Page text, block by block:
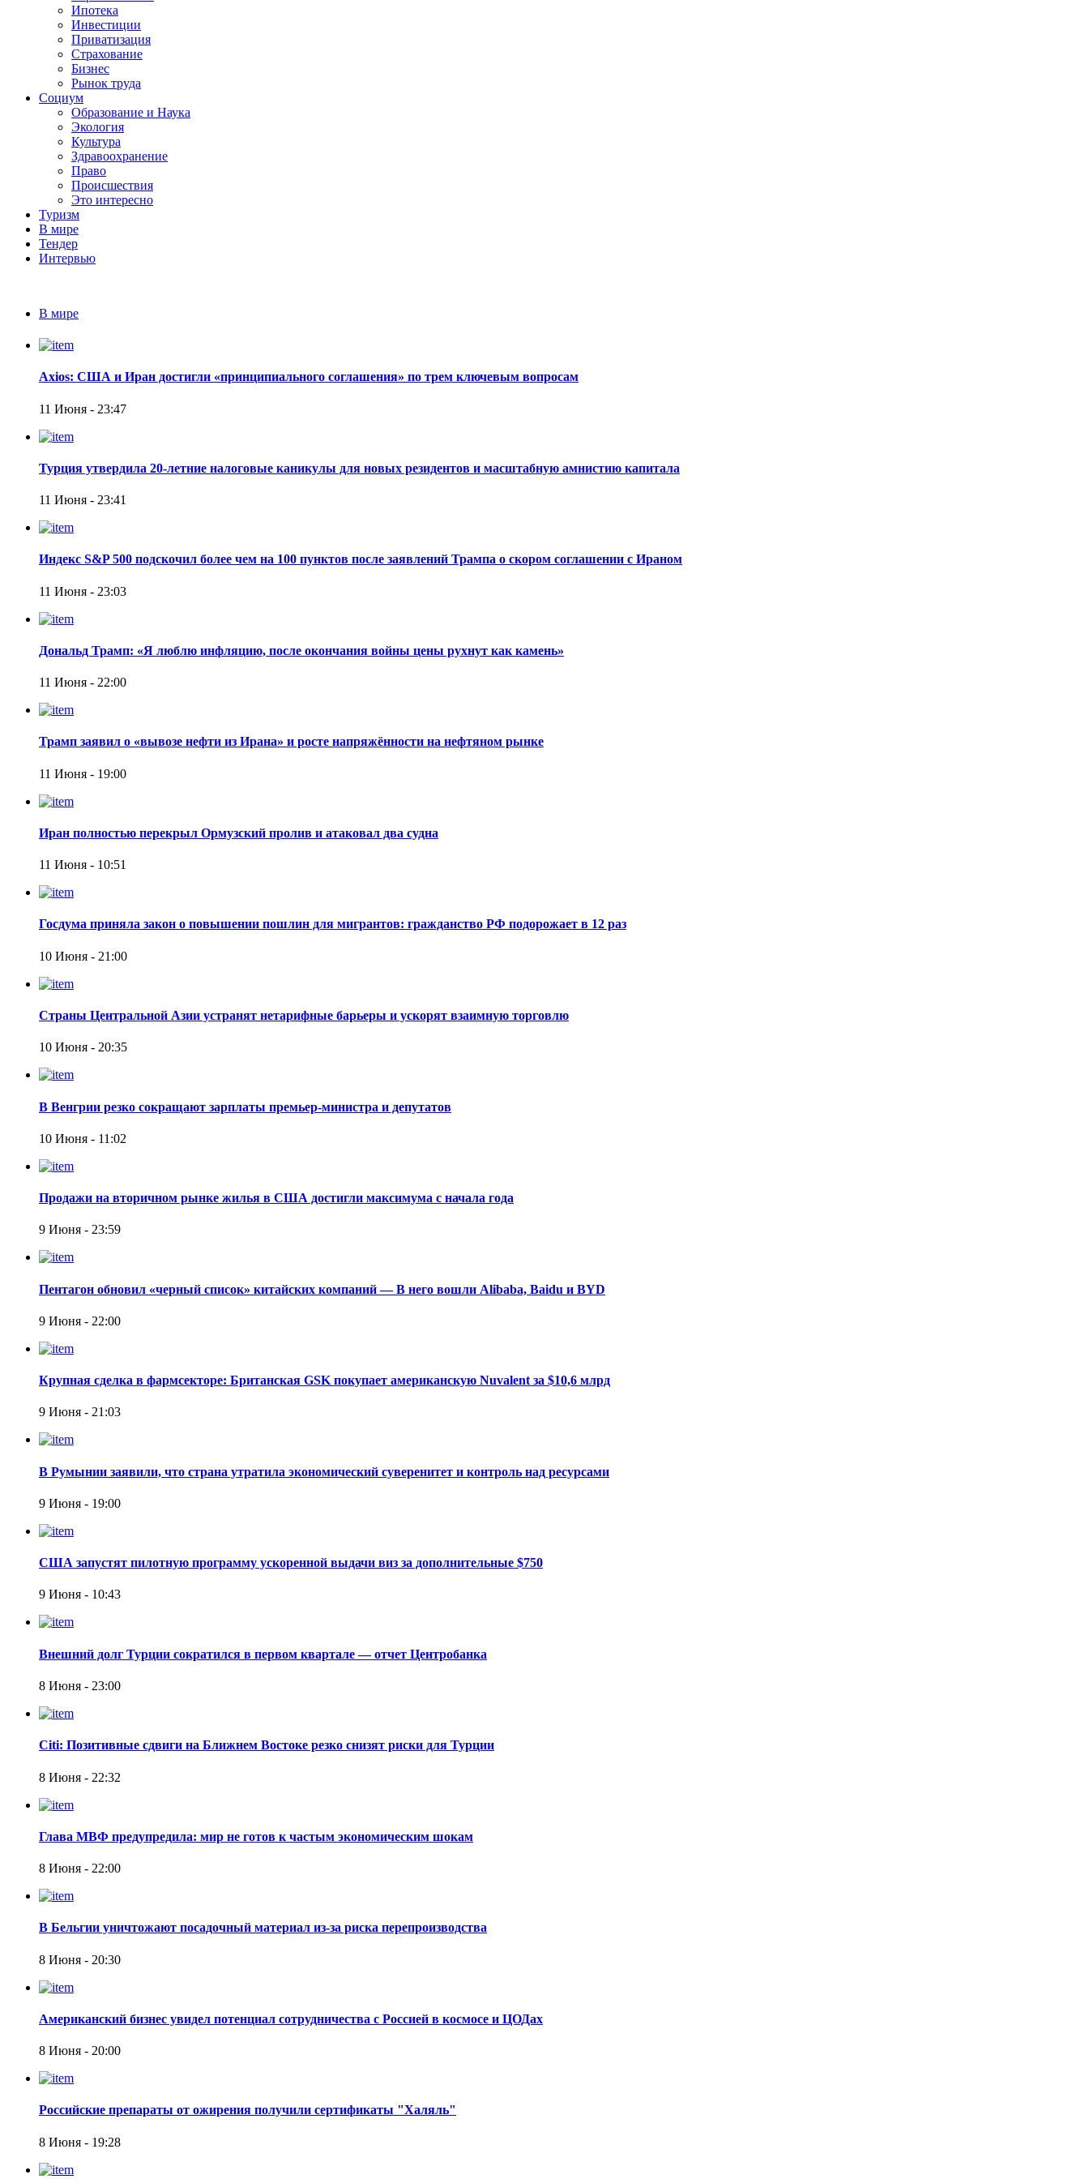
Ипотека
Инвестиции
Приватизация
Страхование
Бизнес
Рынок труда
Социум
Образование и Наука
Экология
Культура
Здравоохранение
Право
Происшествия
Это интересно
Туризм
В мире
Тендер
Интервью
В мире
Axios: США и Иран достигли «принципиального соглашения» по трем ключевым вопросам
11 Июня - 23:47
Турция утвердила 20-летние налоговые каникулы для новых резидентов и масштабную амнистию капитала
11 Июня - 23:41
Индекс S&P 500 подскочил более чем на 100 пунктов после заявлений Трампа о скором соглашении с Ираном
11 Июня - 23:03
Дональд Трамп: «Я люблю инфляцию, после окончания войны цены рухнут как камень»
11 Июня - 22:00
Трамп заявил о «вывозе нефти из Ирана» и росте напряжённости на нефтяном рынке
11 Июня - 19:00
Иран полностью перекрыл Ормузский пролив и атаковал два судна
11 Июня - 10:51
Госдума приняла закон о повышении пошлин для мигрантов: гражданство РФ подорожает в 12 раз
10 Июня - 21:00
Страны Центральной Азии устранят нетарифные барьеры и ускорят взаимную торговлю
10 Июня - 20:35
В Венгрии резко сокращают зарплаты премьер-министра и депутатов
10 Июня - 11:02
Продажи на вторичном рынке жилья в США достигли максимума с начала года
9 Июня - 23:59
Пентагон обновил «черный список» китайских компаний — В него вошли Alibaba, Baidu и BYD
9 Июня - 22:00
Крупная сделка в фармсекторе: Британская GSK покупает американскую Nuvalent за $10,6 млрд
9 Июня - 21:03
В Румынии заявили, что страна утратила экономический суверенитет и контроль над ресурсами
9 Июня - 19:00
США запустят пилотную программу ускоренной выдачи виз за дополнительные $750
9 Июня - 10:43
Внешний долг Турции сократился в первом квартале — отчет Центробанка
8 Июня - 23:00
Citi: Позитивные сдвиги на Ближнем Востоке резко снизят риски для Турции
8 Июня - 22:32
Глава МВФ предупредила: мир не готов к частым экономическим шокам
8 Июня - 22:00
В Бельгии уничтожают посадочный материал из-за риска перепроизводства
8 Июня - 20:30
Американский бизнес увидел потенциал сотрудничества с Россией в космосе и ЦОДах
8 Июня - 20:00
Российские препараты от ожирения получили сертификаты "Халяль"
8 Июня - 19:28